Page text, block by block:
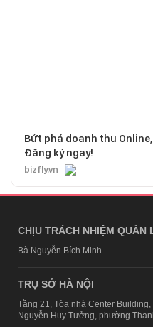
Bứt phá doanh thu
Đăng ký ngay!
bizfly.vn
CHỊU TRÁCH NHIỆM QUẢN
Bà Nguyễn Bích Minh
TRỤ SỞ HÀ NỘI
Tầng 21, Tòa nhà Center
Nguyễn Huy Tưởng, phường